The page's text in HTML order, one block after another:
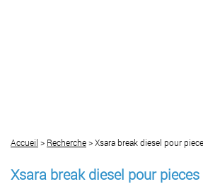
Accueil > Recherche> Xsara break diesel pour
Xsara break diesel pour pieces